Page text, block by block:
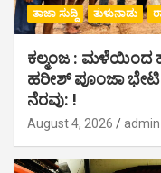
ತಾಜಾ ಸುದ್ದಿ ತುಳುನಾಡು
ಕಲ್ಮಂಜ : ಮಳೆಯಿಂದ
ಹರೀಶ್ ಪೂಂಜಾ
ನೆರವು: !
August 4, 2026 admin